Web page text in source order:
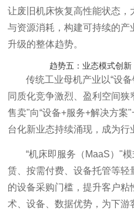
让废旧机床恢复高性能状态
与资源消耗，构建可持续的
升级的整体趋势。
趋势五：业态模式创
传统工业母机产业以“设
同质化竞争激烈、盈利空间狭
售卖"向“设备+服务+解决方
台化新业态持续涌现，成为行
“机床即服务（MaaS）"
赁、按需付费、设备托管等
的设备采购门槛，提升客户
术、设备、数据优势，为下